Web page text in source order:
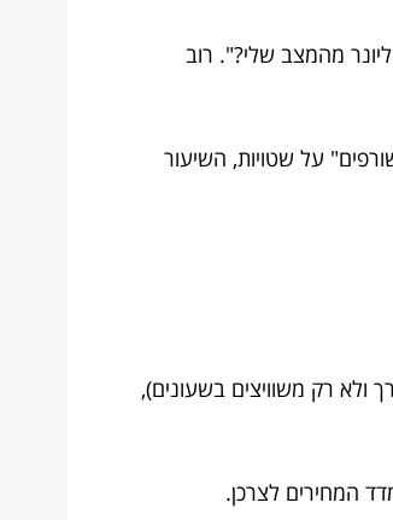
מהמצב שלי?". רוב
על שטויות, השיעור
ולא רק משוויצים בשעונים),
המחירים לצרכן.